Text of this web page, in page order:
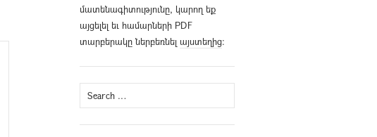
մատենագիտությունը, կարող եք
այցելել եւ համարների PDF
տարբերակը ներբեռնել այստեղից։
Search
for: